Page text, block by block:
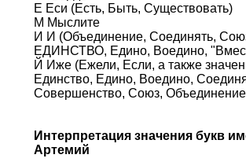
Е Еси (Есть, Быть, Существовать)
М Мыслите
И И (Объединение, Соединять,
ЕДИНСТВО, Едино, Воедино,
Й Иже (Ежели, Если, а также
Единство, Едино, Воедино,
Совершенство, Союз,
Интерпретация значения букв
Артемий